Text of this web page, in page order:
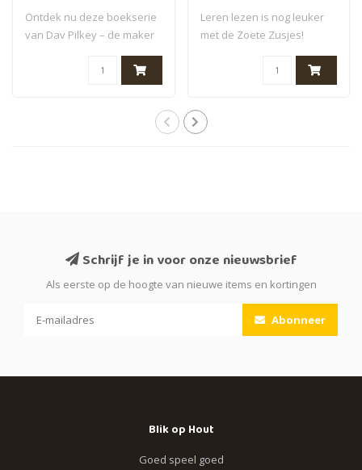
Ontdek nu deze boekserie
van Dav Pilkey – de maker
Leren lezen is nog leuker
met de Zoete Zusjes!
Schrijf je in voor onze nieuwsbrief
Als eerste op de hoogte van nieuwe items en kortingen
Abonneer
Blik op Hout
Goed speel goed